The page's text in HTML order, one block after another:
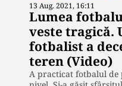
13 Aug. 2021, 16:11
Lumea
veste tragică.
fotbalist a
teren (Video)
A practicat fotbalul